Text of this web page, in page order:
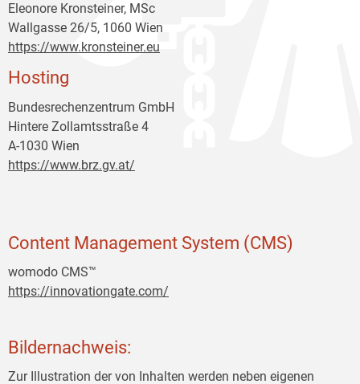
Eleonore Kronsteiner, MSc
Wallgasse 26/5, 1060 Wien
https://www.kronsteiner.eu
Hosting
Bundesrechenzentrum GmbH
Hintere Zollamtsstraße 4
A-1030 Wien
https://www.brz.gv.at/
Content Management System (CMS)
womodo CMS™
https://innovationgate.com/
Bildernachweis:
Zur Illustration der von Inhalten werden neben eigenen